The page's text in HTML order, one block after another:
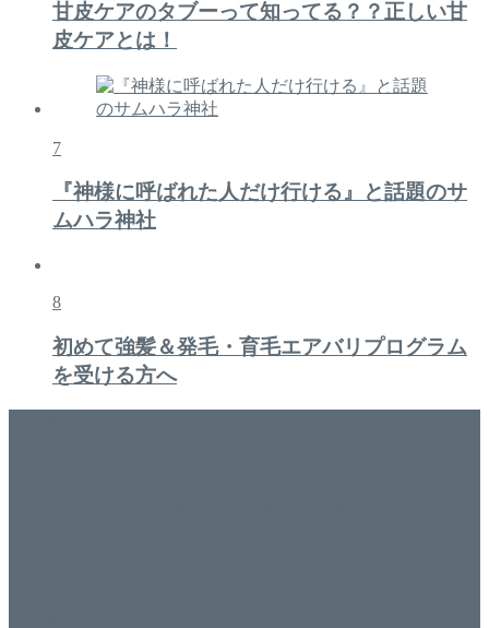
甘皮ケアのタブーって知ってる？？正しい甘
皮ケアとは！
7
『神様に呼ばれた人だけ行ける』と話題のサ
ムハラ神社
8
初めて強髪＆発毛・育毛エアバリプログラム
を受ける方へ